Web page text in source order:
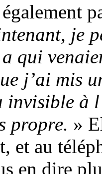
je
qui
j’ai mis
invisible à
propre. »
et au
en dire